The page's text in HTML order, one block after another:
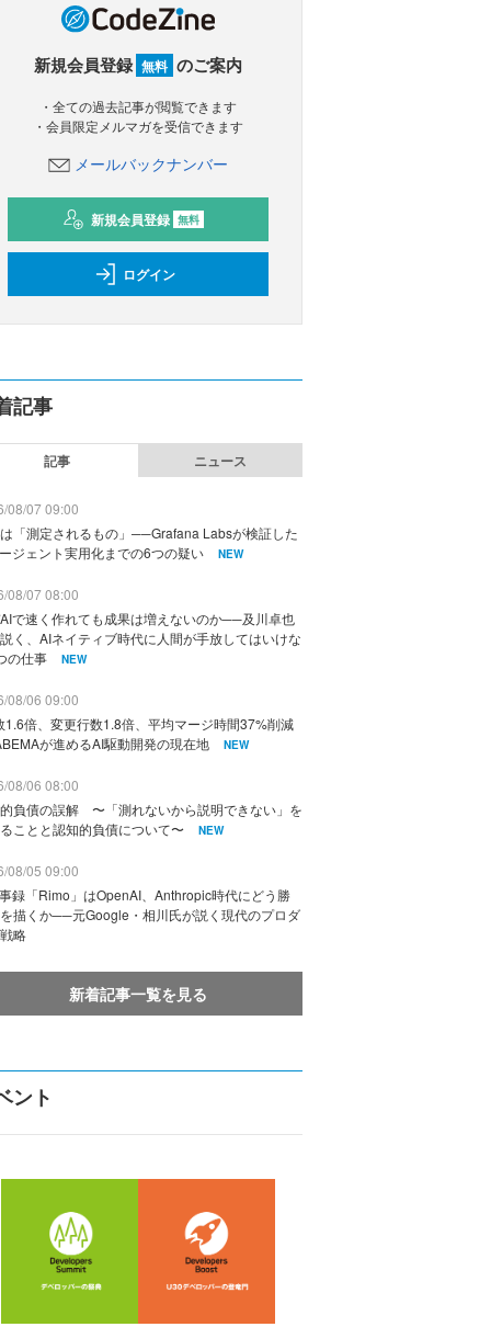
新規会員登録 無料 のご案内
・全ての過去記事が閲覧できます
・会員限定メルマガを受信できます
メールバックナンバー
新規会員登録 無料
ログイン
記事
記事 ニュース
08/07 09:00
「測定されるもの」──Grafana Labsが検証した
ジェント実用化までの6つの疑い
NEW
08/07 08:00
で速く作れても成果は増えないのか──及川卓也
く、AIネイティブ時代に人間が手放してはいけな
の仕事
NEW
08/06 09:00
1.6倍、変更行数1.8倍、平均マージ時間37%削減
が進めるAI駆動開発の現在地
NEW
08/06 08:00
負債の誤解 〜「測れないから説明できない」を
ことと認知的負債について〜
NEW
08/05 09:00
録「Rimo」はOpenAI、Anthropic時代にどう勝
描くか──元Google・相川氏が説く現代のプロダ
略
新着記事一覧を見る
ント